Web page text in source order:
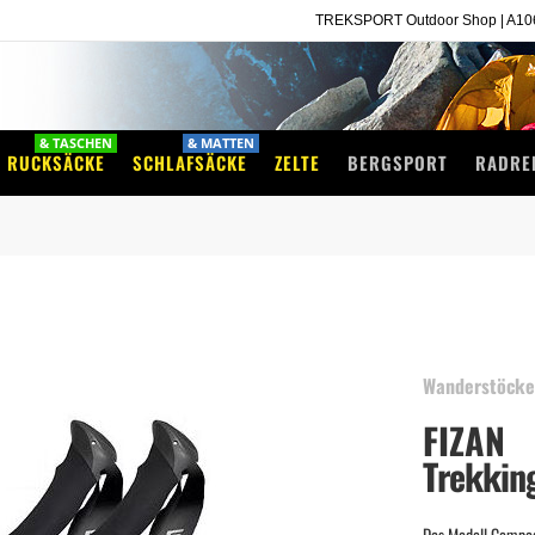
TREKSPORT Outdoor Shop |
RUCKSÄCKE
& TASCHEN
SCHLAFSÄCKE
& MATTEN
ZELTE BERGSPORT
Wanderstöcke
FIZAN